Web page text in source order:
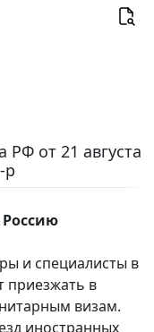
РФ от 21 августа
р
и специалисты в
приезжать в
визам.
иностранных